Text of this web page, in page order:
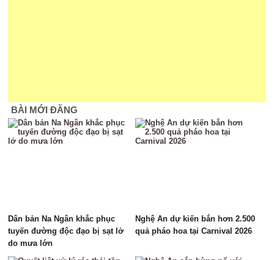
BÀI MỚI ĐĂNG
Dân bản Na Ngân khắc phục
tuyến đường độc đạo bị sạt lở
do mưa lớn
Nghệ An dự kiến bắn hơn 2.500
quả pháo hoa tại Carnival 2026